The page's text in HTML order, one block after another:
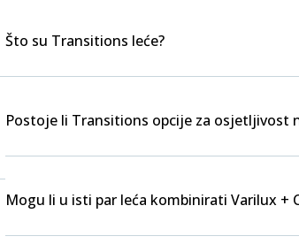
Što su Transitions leće?
Postoje li Transitions opcije za osjetljivost
Mogu li u isti par leća kombinirati Varilux +